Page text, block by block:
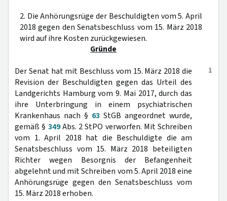
2. Die Anhörungsrüge der Beschuldigten vom 5. April
2018 gegen den Senatsbeschluss vom 15. März 2018
wird auf ihre Kosten zurückgewiesen.
Gründe
1
Der Senat hat mit Beschluss vom 15. März 2018 die
Revision der Beschuldigten gegen das Urteil des
Landgerichts Hamburg vom 9. Mai 2017, durch das
ihre Unterbringung in einem psychiatrischen
Krankenhaus nach § 63 StGB angeordnet wurde,
gemäß § 349Abs. 2 StPO verworfen. Mit Schreiben
vom 1. April 2018 hat die Beschuldigte die am
Senatsbeschluss vom 15. März 2018 beteiligten
Richter wegen Besorgnis der Befangenheit
abgelehnt und mit Schreiben vom 5. April 2018 eine
Anhörungsrüge gegen den Senatsbeschluss vom
15. März 2018 erhoben.